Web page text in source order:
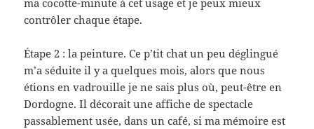
contrôler chaque étape.
Étape 2 : la peinture. Ce p’tit chat un peu déglingué
m’a séduite il y a quelques mois, alors que nous
étions en vadrouille je ne sais plus où, peut-être en
Dordogne. Il décorait une affiche de spectacle
passablement usée, dans un café, si ma mémoire est